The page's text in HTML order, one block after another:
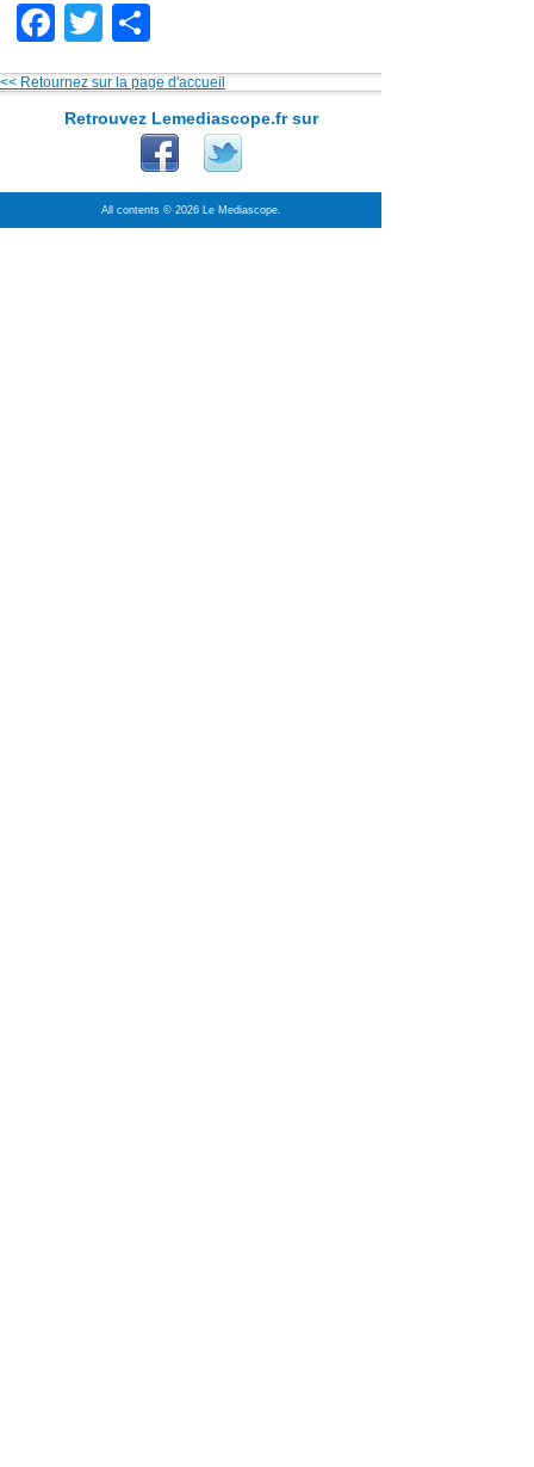
Facebook
Twitter
<< Retournez sur la page d'accueil
Retrouvez Lemediascope.fr sur
All contents © 2026 Le Mediascope.